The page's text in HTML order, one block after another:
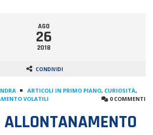
AGO
26
2018
CONDIVIDI
ARTICOLI IN PRIMO PIANO, CURIOSITÀ,
VOLATILI
0 COMMENTI